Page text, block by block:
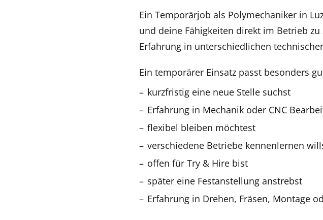
Ein Temporärjob als Polymechaniker in
und deine Fähigkeiten direkt im Betrieb
Erfahrung in unterschiedlichen
Ein temporärer Einsatz passt besonders
kurzfristig eine neue Stelle suchst
Erfahrung in Mechanik oder CNC
flexibel bleiben möchtest
verschiedene Betriebe kennenlernen
offen für Try & Hire bist
später eine Festanstellung anstrebst
Erfahrung in Drehen, Fräsen, Montage